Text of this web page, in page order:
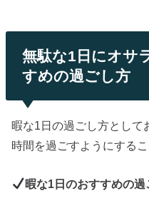
無駄な1日にオサ
すめの過ごし方
暇な1日の過ごし方として
時間を過ごすようにするこ
暇な1日のおすすめの過